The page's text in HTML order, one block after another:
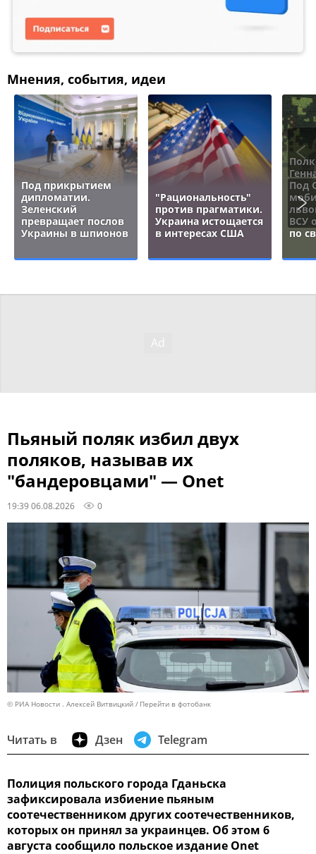
Мнения, события, идеи
Под прикрытием
дипломатии.
Зеленский
превращает послов
Украины в шпионов
"Рациональность"
против прагматики.
Украина истощается
в интересах США
Под
ВСУ
по
Пьяный поляк избил двух
поляков, называв их
"бандеровцами" — Onet
19:39 06.08.2026 0
© РИА Новости . Алексей Витвицкий Перейти в фотобанк
Читать в Дзен Telegram
Полиция польского города Гданьска
зафиксировала избиение пьяным
соотечественником других соотечественников,
которых он принял за украинцев. Об этом 6
августа сообщило польское издание Onet